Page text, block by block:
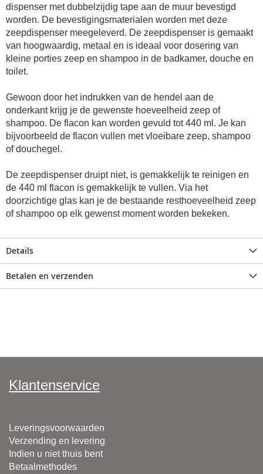
dispenser met dubbelzijdig tape aan de muur bevestigd
worden. De bevestigingsmaterialen worden met deze
zeepdispenser meegeleverd. De zeepdispenser is gemaakt
van hoogwaardig, metaal en is ideaal voor dosering van
kleine porties zeep en shampoo in de badkamer, douche en
toilet.
Gewoon door het indrukken van de hendel aan de
onderkant krijg je de gewenste hoeveelheid zeep of
shampoo. De flacon kan worden gevuld tot 440 ml. Je kan
bijvoorbeeld de flacon vullen met vloeibare zeep, shampoo
of douchegel.
De zeepdispenser druipt niet, is gemakkelijk te reinigen en
de 440 ml flacon is gemakkelijk te vullen. Via het
doorzichtige glas kan je de bestaande resthoeveelheid zeep
of shampoo op elk gewenst moment worden bekeken.
Details
Betalen en verzenden
Klantenservice
Leveringsvoorwaarden
Verzending en levering
Indien u niet thuis bent
Betaalmethodes